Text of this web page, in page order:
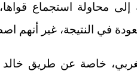
إلى محاولة استجماع
في النتيجة، غير أنهم